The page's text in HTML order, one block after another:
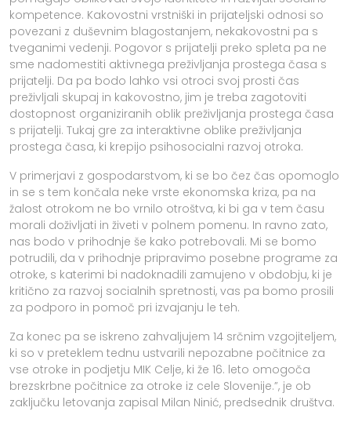
kompetence. Kakovostni vrstniški in prijateljski odnosi so
povezani z duševnim blagostanjem, nekakovostni pa s
tveganimi vedenji. Pogovor s prijatelji preko spleta pa ne
sme nadomestiti aktivnega preživljanja prostega časa s
prijatelji. Da pa bodo lahko vsi otroci svoj prosti čas
preživljali skupaj in kakovostno, jim je treba zagotoviti
dostopnost organiziranih oblik preživljanja prostega časa
s prijatelji. Tukaj gre za interaktivne oblike preživljanja
prostega časa, ki krepijo psihosocialni razvoj otroka.
V primerjavi z gospodarstvom, ki se bo čez čas opomoglo
in se s tem končala neke vrste ekonomska kriza, pa na
žalost otrokom ne bo vrnilo otroštva, ki bi ga v tem času
morali doživljati in živeti v polnem pomenu. In ravno zato,
nas bodo v prihodnje še kako potrebovali. Mi se bomo
potrudili, da v prihodnje pripravimo posebne programe za
otroke, s katerimi bi nadoknadili zamujeno v obdobju, ki je
kritično za razvoj socialnih spretnosti, vas pa bomo prosili
za podporo in pomoč pri izvajanju le teh.
Za konec pa se iskreno zahvaljujem 14 srčnim vzgojiteljem,
ki so v preteklem tednu ustvarili nepozabne počitnice za
vse otroke in podjetju MIK Celje, ki že 16. leto omogoča
brezskrbne počitnice za otroke iz cele Slovenije.”, je ob
zaključku letovanja zapisal Milan Ninić, predsednik društva.